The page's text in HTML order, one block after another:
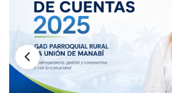
Cédulas presupuestarias y
Procesos de contratación
Ejecución Presupuestaria
Obras y proyectos